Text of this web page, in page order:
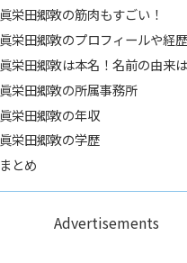
眞栄田郷敦の筋肉もすごい！
眞栄田郷敦のプロフィールや経歴
眞栄田郷敦は本名！名前の由来
眞栄田郷敦の所属事務所
眞栄田郷敦の年収
眞栄田郷敦の学歴
まとめ
Advertisements